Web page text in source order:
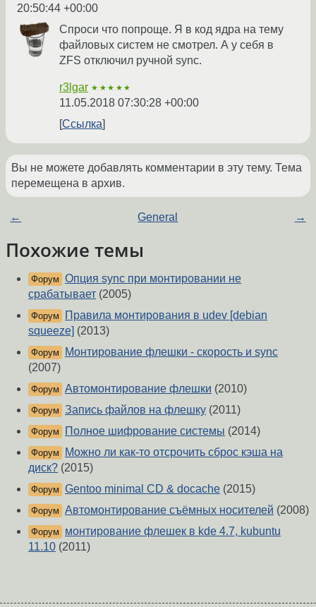
20:50:44 +00:00
Спроси что попроще. Я в код ядра на тему
файловых систем не смотрел. А у себя в
ZFS отключил ручной sync.
r3lgar ★★★★★
11.05.2018 07:30:28 +00:00
Ссылка
Вы не можете добавлять комментарии в эту тему. Тема
перемещена в архив.
← General →
Похожие темы
Форум Опция sync при монтировании не
срабатывает (2005)
Форум
Правила монтирования в udev [debian
squeeze] (2013)
Форум
Монтирование флешки - скорость и sync
(2007)
Форум Автомонтирование флешки (2010)
Форум Запись файлов на флешку (2011)
Форум Полное шифрование системы (2014)
Форум
Можно ли как-то отсрочить сброс кэша на
диск? (2015)
Форум Gentoo minimal CD & docache (2015)
Форум Автомонтирование съёмных носителей (2008)
Форум
монтирование флешек в kde 4.7, kubuntu
11.10 (2011)